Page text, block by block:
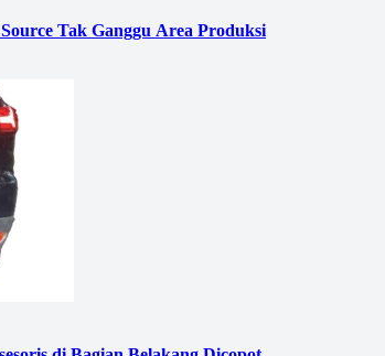
Tak Ganggu Area Produksi